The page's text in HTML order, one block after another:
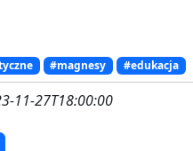
#magnesy #edukacja
11-27T18:00:00